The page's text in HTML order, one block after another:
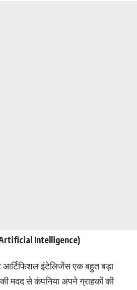
Intelligence)
आर्टिफिशल इंटेलिजेंस एक बहुत बड़ा
मदद से कंपनिया अपने ग्राहकों की